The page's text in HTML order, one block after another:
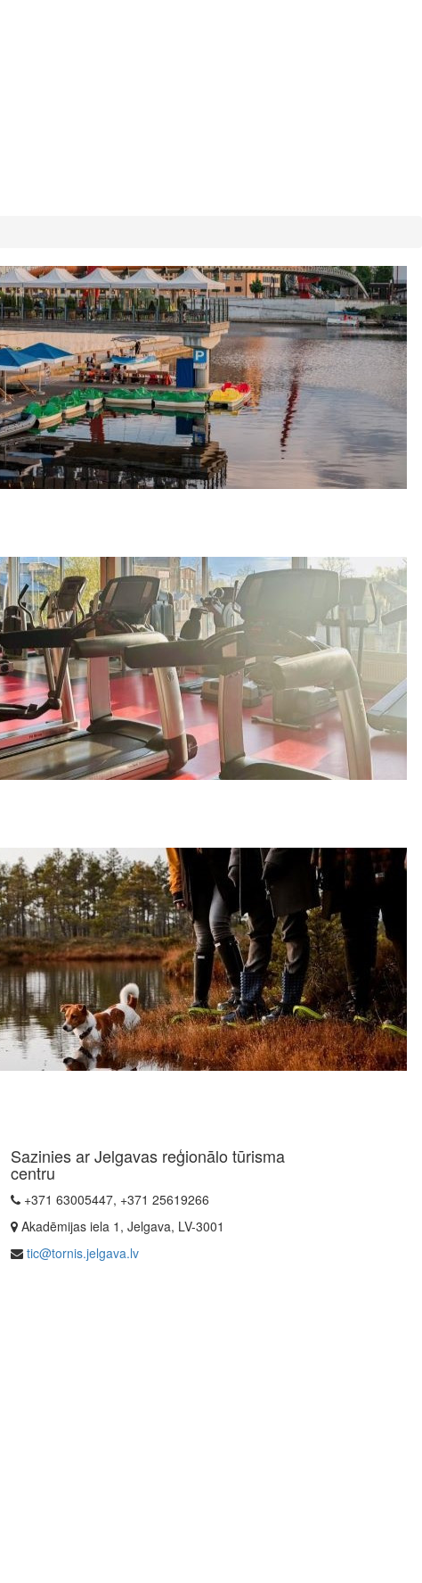
Sazinies ar Jelgavas reģionālo tūrisma
centru
+371 63005447, +371 25619266
Akadēmijas iela 1, Jelgava, LV-3001
tic@tornis.jelgava.lv